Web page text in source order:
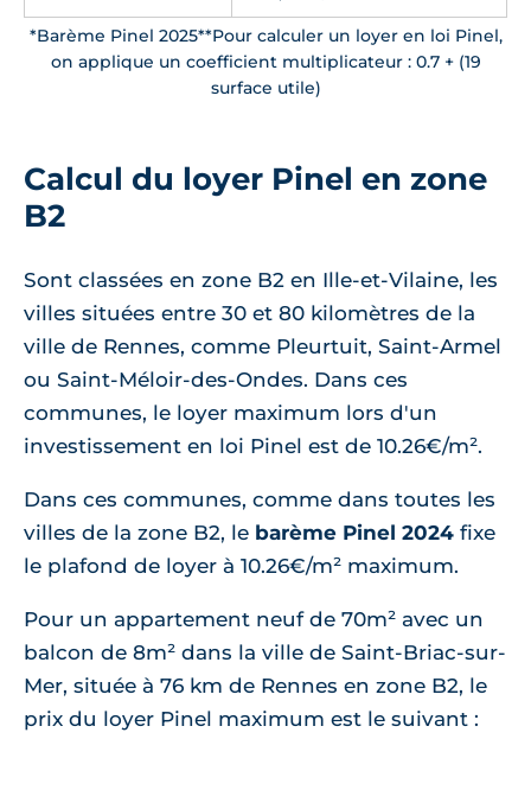
*Barème Pinel 2025**Pour calculer un loyer en loi Pinel,
on applique un coefficient multiplicateur : 0.7 + (19
surface utile)
Calcul du loyer Pinel en zone
B2
Sont classées en zone B2 en Ille-et-Vilaine, les
villes situées entre 30 et 80 kilomètres de la
ville de Rennes, comme Pleurtuit, Saint-Armel
ou Saint-Méloir-des-Ondes. Dans ces
communes, le loyer maximum lors d'un
investissement en loi Pinel est de 10.26€/m².
Dans ces communes, comme dans toutes les
villes de la zone B2, le barème Pinel 2024 fixe
le plafond de loyer à 10.26€/m² maximum.
Pour un appartement neuf de 70m² avec un
balcon de 8m² dans la ville de Saint-Briac-sur-
Mer, située à 76 km de Rennes en zone B2, le
prix du loyer Pinel maximum est le suivant :